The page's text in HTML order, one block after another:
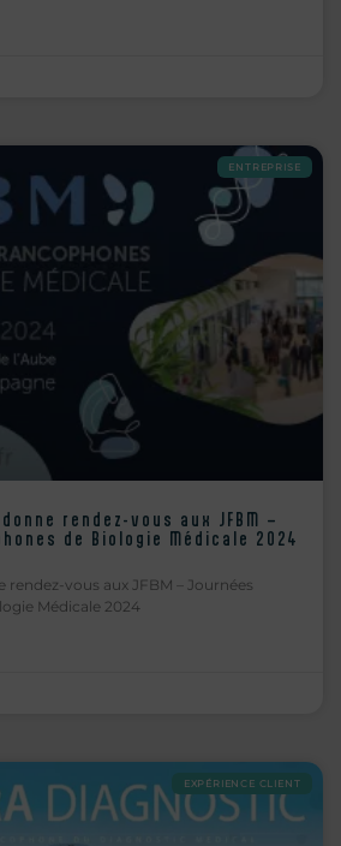
ENTREPRISE
donne rendez-vous aux JFBM –
de Biologie Médicale 2024
rendez-vous aux JFBM – Journées
Médicale 2024
EXPÉRIENCE CLIENT